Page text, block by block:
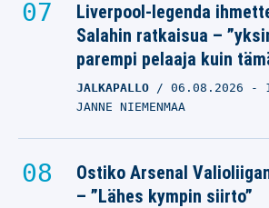
Liverpool-legenda
Salahin ratkaisua –
parempi pelaaja kuin
JALKAPALLO 06.08.2026 -
JANNE NIEMENMAA
Ostiko Arsenal
– ”Lähes kympin siirto”